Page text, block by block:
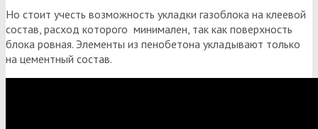
Но стоит учесть возможность укладки газоблока на клеевой
состав, расход которого минимален, так как поверхность
блока ровная. Элементы из пенобетона укладывают только
на цементный состав.